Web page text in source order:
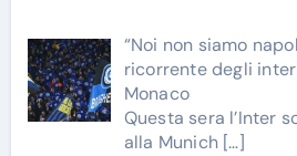
“Noi non siamo
ricorrente degli
Monaco
Questa sera l’Inter
alla Munich […]